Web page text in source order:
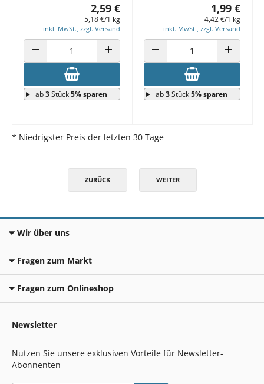
2,59 €
5,18 €/1 kg
inkl. MwSt., zzgl. Versand
ANZAHL VERRINGERN ANZAHL ERHÖHEN
ab3Stück5% sparen
1,99 €
4,42 €/1 kg
inkl. MwSt., zzgl. Versand
ANZAHL VERRINGERN ANZAHL
ab3Stück5% sparen
* Niedrigster Preis der letzten 30 Tage
ZURÜCK WEITER
Wir über uns
Fragen zum Markt
Fragen zum Onlineshop
Newsletter
Nutzen Sie unsere exklusiven Vorteile für Newsletter-
Abonnenten